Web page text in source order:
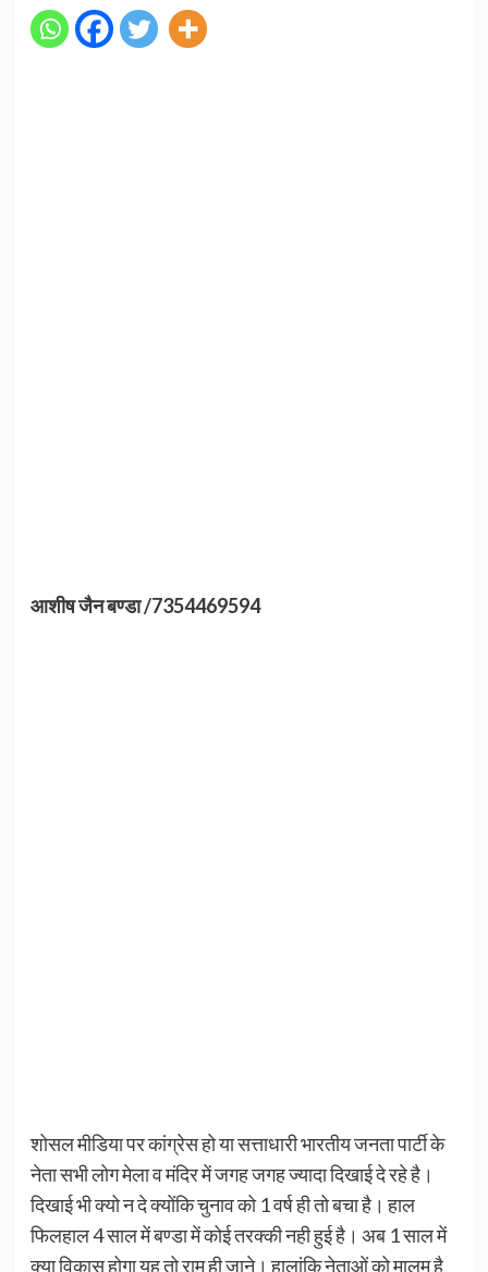
आशीष जैन बण्डा /7354469594
शोसल मीडिया पर कांग्रेस हो या सत्ताधारी भारतीय जनता पार्टी के
नेता सभी लोग मेला व मंदिर में जगह जगह ज्यादा दिखाई दे रहे है।
दिखाई भी क्यो न दे क्योंकि चुनाव को 1 वर्ष ही तो बचा है। हाल
फिलहाल 4 साल में बण्डा में कोई तरक्की नही हुई है। अब 1 साल में
क्या विकास होगा यह तो राम ही जाने। हालांकि नेताओं को मालूम है